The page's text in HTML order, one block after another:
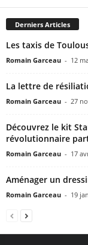
Derniers Articles
Les taxis de
Romain Garceau - 12
La lettre de
Romain Garceau - 27
Découvrez le kit
révolutionnaire
Romain Garceau - 17
Aménager un
Romain Garceau - 19